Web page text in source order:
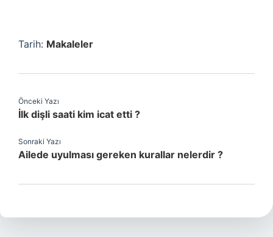
Tarih: Makaleler
Önceki Yazı
İlk dişli saati kim icat etti ?
Sonraki Yazı
Ailede uyulması gereken kurallar nelerdir ?